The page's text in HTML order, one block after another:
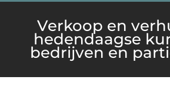
Verkoop en
hedendaagse
bedrijven en